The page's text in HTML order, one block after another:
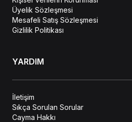
Üyelik Sözleşmesi
Mesafeli Satış Sözleşmesi
Gizlilik Politikası
YARDIM
İletişim
Sıkça Sorulan Sorular
Cayma Hakkı